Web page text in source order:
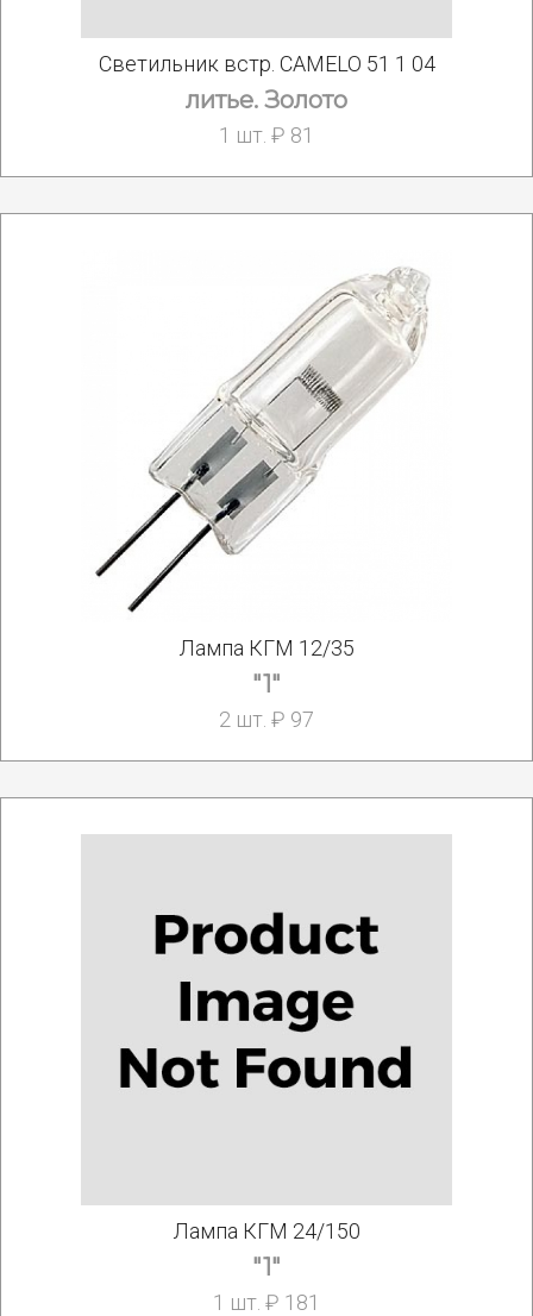
Светильник встр. CAMELO 51 1 04
литье. Золото
1 шт. ₽ 81
Лампа КГМ 12/35
"1"
2 шт. ₽ 97
Лампа КГМ 24/150
"1"
1 шт. ₽ 181